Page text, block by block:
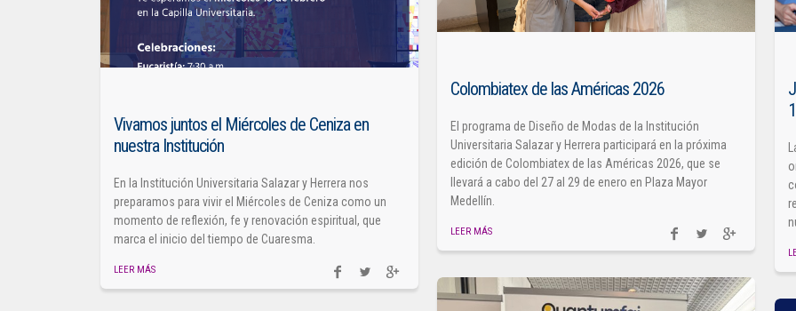
Vivamos juntos el Miércoles de Ceniza en
nuestra Institución
En la Institución Universitaria Salazar y Herrera nos
preparamos para vivir el Miércoles de Ceniza como un
momento de reflexión, fe y renovación espiritual, que
marca el inicio del tiempo de Cuaresma.
LEER MÁS
Colombiatex de las Américas 2026
El programa de Diseño de Modas de la Institución
Universitaria Salazar y Herrera participará en la próxima
edición de Colombiatex de las Américas 2026, que se
llevará a cabo del 27 al 29 de enero en Plaza Mayor
Medellín.
LEER MÁS
1